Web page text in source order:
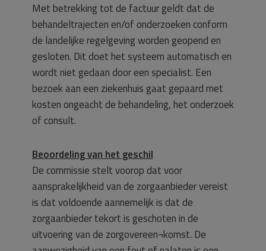
Met betrekking tot de factuur geldt dat de
behandeltrajecten en/of onderzoeken conform
de landelijke regelgeving worden geopend en
gesloten. Dit doet het systeem automatisch en
wordt niet gedaan door een specialist. Een
bezoek aan een ziekenhuis gaat gepaard met
kosten ongeacht de behandeling, het onderzoek
of consult.
Beoordeling van het geschil
De commissie stelt voorop dat voor
aansprakelijkheid van de zorgaanbieder vereist
is dat voldoende aannemelijk is dat de
zorgaanbieder tekort is geschoten in de
uitvoering van de zorgovereen¬komst. De